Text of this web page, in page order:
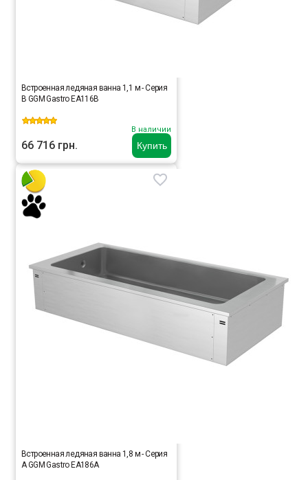
Купить
Встроенная ледяная ванна 1,1 м - Серия
B GGM Gastro EA116B
В наличии
66 716 грн.
Встроенная ледяная ванна 1,8 м - Серия
A GGM Gastro EA186A